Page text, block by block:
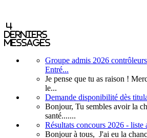
4
derniers
messages
Groupe admis 2026
Entré...
Je pense que tu as raison !
le...
Demande disponibilité dès
Bonjour, Tu sembles avoir la
santé.......
Résultats concours 2026 - liste
Bonjour à tous, J'ai eu la